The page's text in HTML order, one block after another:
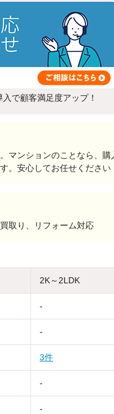
で顧客満足度アップ！
マンションのことなら、購
。安心してお任せください
取り、リフォーム対応
2K～2LDK
-
-
3件
-
-